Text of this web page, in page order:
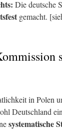
Die deutsche
gemacht.
in Polen
Deutschland
systematische